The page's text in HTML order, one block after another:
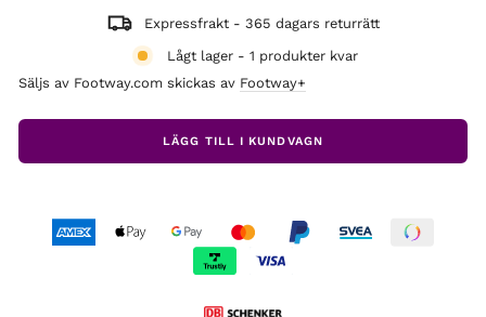
Expressfrakt - 365 dagars returrätt
Lågt lager - 1 produkter kvar
Säljs av Footway.com skickas av Footway+
LÄGG TILL I KUNDVAGN